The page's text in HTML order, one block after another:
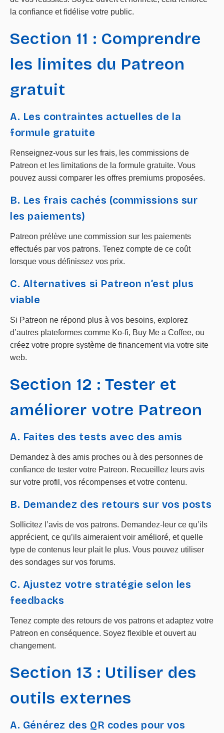
la confiance et fidélise votre public.
Section 11 : Comprendre
les limites du Patreon
gratuit
A. Les contraintes actuelles de la
formule gratuite
Renseignez-vous sur les frais, les commissions de
Patreon et les limitations de la formule gratuite. Vous
pouvez aussi comparer les offres premiums proposées.
B. Les frais cachés (commissions sur
les paiements)
Patreon prélève une commission sur les paiements
effectués par vos patrons. Tenez compte de ce coût
lorsque vous définissez vos prix.
C. Alternatives si Patreon n’est plus
viable
Si Patreon ne répond plus à vos besoins, explorez
d’autres plateformes comme Ko-fi, Buy Me a Coffee, ou
créez votre propre système de financement via votre site
web.
Section 12 : Tester et
améliorer votre Patreon
A. Faites des tests avec des amis
Demandez à des amis proches ou à des personnes de
confiance de tester votre Patreon. Recueillez leurs avis
sur votre profil, vos récompenses et votre contenu.
B. Demandez des retours sur vos posts
Sollicitez l’avis de vos patrons. Demandez-leur ce qu’ils
apprécient, ce qu’ils aimeraient voir amélioré, et quelle
type de contenus leur plait le plus. Vous pouvez utiliser
des sondages sur vos forums.
C. Ajustez votre stratégie selon les
feedbacks
Tenez compte des retours de vos patrons et adaptez votre
Patreon en conséquence. Soyez flexible et ouvert au
changement.
Section 13 : Utiliser des
outils externes
A. Générez des QR codes pour vos